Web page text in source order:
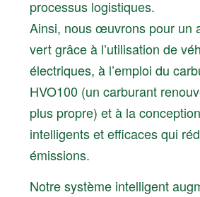
processus logistiques.
Ainsi, nous œuvrons pour un
vert grâce à l’utilisation de
électriques, à l’emploi du
HVO100 (un carburant
plus propre) et à la
intelligents et efficaces qui
émissions.
Notre système intelligent